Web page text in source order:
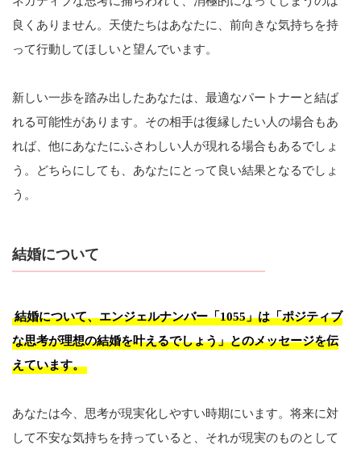
良くありません。天使たちはあなたに、前向きな気持ちを持
って行動してほしいと望んでいます。
新しい一歩を踏み出したあなたは、最適なパートナーと結ば
れる可能性があります。その相手は復縁したい人の場合もあ
れば、他にあなたにふさわしい人が現れる場合もあるでしょ
う。どちらにしても、あなたにとって良い結果となるでしょ
う。
結婚について
結婚について、エンジェルナンバー「1055」は「ポジティブ
な思考が理想の結婚を叶えるでしょう」とのメッセージを伝
えています。
あなたは今、思考が現実化しやすい時期にいます。将来に対
して不安な気持ちを持っていると、それが現実のものとして